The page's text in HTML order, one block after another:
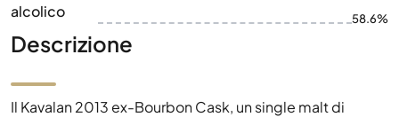
alcolico
58.6%
Descrizione
Il Kavalan 2013 ex-Bourbon Cask, un single malt di